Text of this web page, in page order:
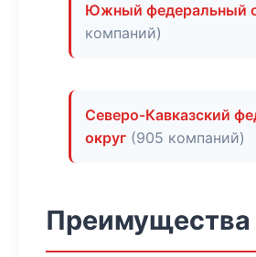
Южный федеральный
компаний)
Северо-Кавказский
округ (905 компаний)
Преимущества